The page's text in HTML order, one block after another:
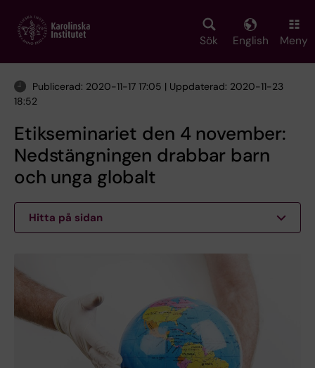
main
Sök English Meny
Publicerad: 2020-11-17 17:05 | Uppdaterad: 2020-11-23
18:52
Etikseminariet den 4 november:
Nedstängningen drabbar barn
och unga globalt
Hitta på sidan